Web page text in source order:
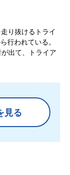
り抜けるトライ
行われている。
出て、トライア
見る